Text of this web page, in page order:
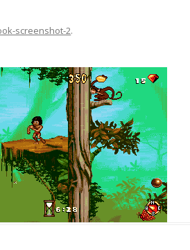
screenshot-2.